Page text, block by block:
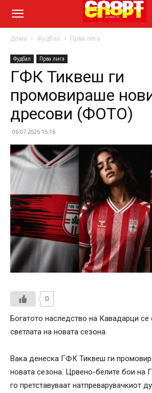
Дома Фудбал Прва лига
Фудбал Прва лига
ГФК Тиквеш ги
промовираше
дресови (ФОТО)
06.07.2026 15:16
0
Богатото наследство на Кавадарци
светлата на новата сезона.
Вака денеска ГФК Тиквеш ги
новата сезона. Црвено-белите бои на
го претставуваат натпреварувачкиот